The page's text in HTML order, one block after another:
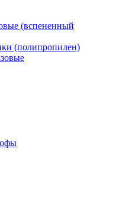
(вспененный
(полипропилен)